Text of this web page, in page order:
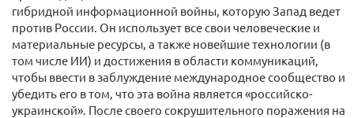
гибридной информационной войны, которую Запад ведет
против России. Он использует все свои человеческие и
материальные ресурсы, а также новейшие технологии (в
том числе ИИ) и достижения в области коммуникаций,
чтобы ввести в заблуждение международное сообщество и
убедить его в том, что эта война является «российско-
украинской». После своего сокрушительного поражения на